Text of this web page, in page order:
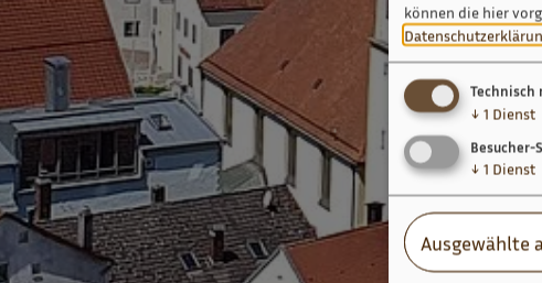
können die hier
Technisch
↓ 1 Dienst
↓ 1 Dienst
Ausgewählte